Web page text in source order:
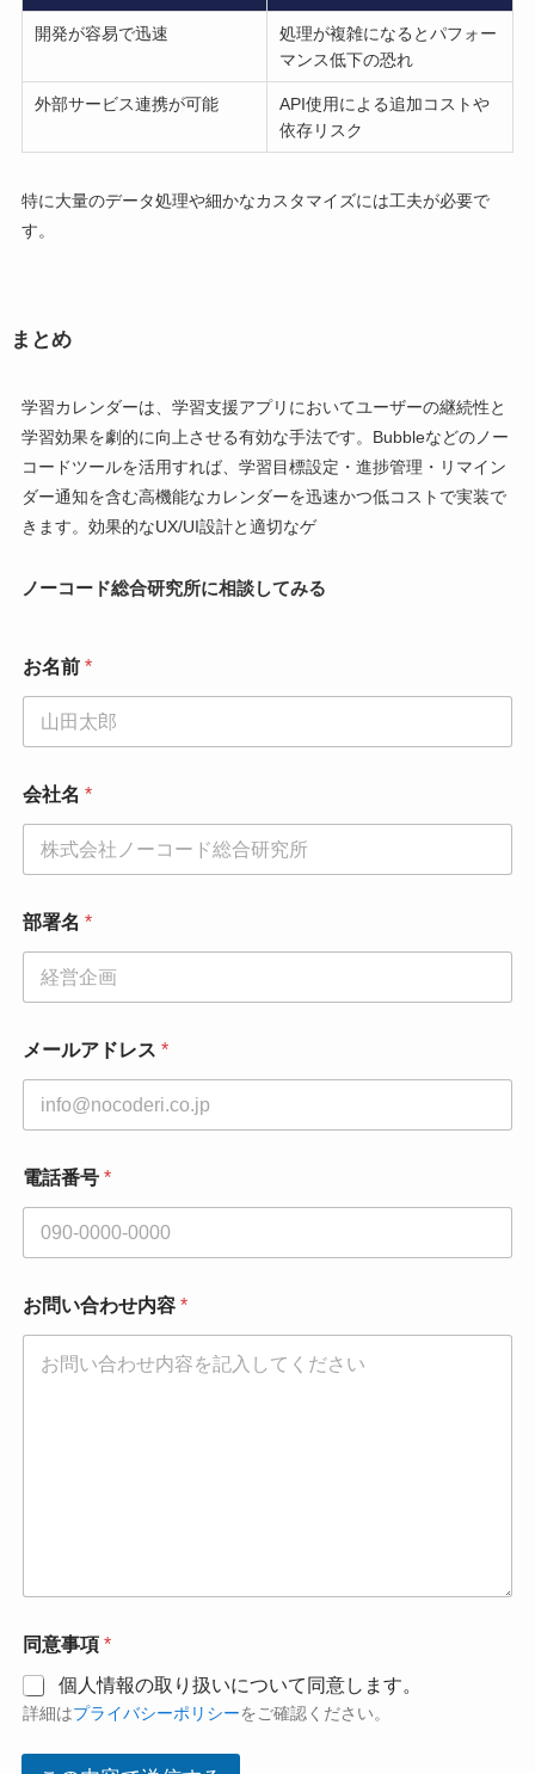
開発が容易で迅速
処理が複雑になるとパフォー
マンス低下の恐れ
外部サービス連携が可能
API使用による追加コストや
依存リスク
特に大量のデータ処理や細かなカスタマイズには工夫が必要で
す。
まとめ
学習カレンダーは、学習支援アプリにおいてユーザーの継続性と
学習効果を劇的に向上させる有効な手法です。Bubbleなどのノー
コードツールを活用すれば、学習目標設定・進捗管理・リマイン
ダー通知を含む高機能なカレンダーを迅速かつ低コストで実装で
きます。効果的なUX/UI設計と適切なゲ
ノーコード総合研究所に相談してみる
お名前 *
会社名 *
署
名
お
名
前
部署名 *
メールアドレス *
電話番号 *
お問い合わせ内容 *
同意事項 *
個人情報の取り扱いについて同意します。
詳細はプライバシーポリシーをご確認ください。